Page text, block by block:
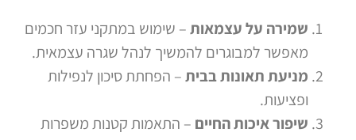
שמירה על עצמאות– שימוש במתקני עזר חכמים
מאפשר למבוגרים להמשיך לנהל שגרה עצמאית.
מניעת תאונות בבית– הפחתת סיכון לנפילות
ופציעות.
שיפור איכות החיים– התאמות קטנות משפרות